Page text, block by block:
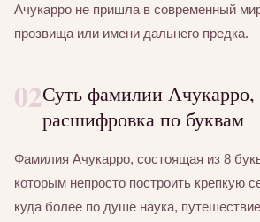
Ачукарро не пришла в современный
прозвища или имени дальнего предка.
02Суть фамилии Ачукарро,
расшифровка по буквам
Фамилия Ачукарро, состоящая из 8
которым непросто построить крепкую
куда более по душе наука,